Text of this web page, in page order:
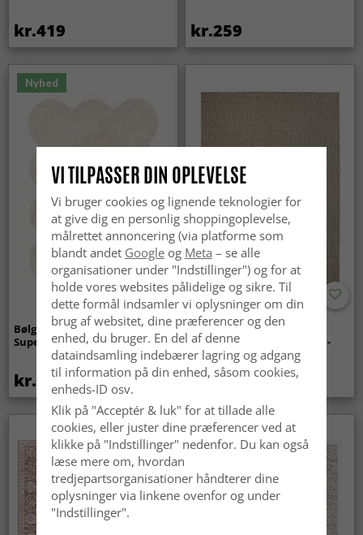
kr.419 kr.259
Nyhed
Bølget ryatæppe - Aranga
Super Soft Fur (beige)
kr.369
Tæpper til
indendørs/udendørs brug -
Arlo (beige)
kr.449
VI TILPASSER DIN OPLEVELSE
Vi bruger cookies og lignende teknologier for
at give dig en personlig shoppingoplevelse,
målrettet annoncering (via platforme som
blandt andet Googleog Meta – se alle
organisationer under "Indstillinger") og for at
holde vores websites pålidelige og sikre. Til
dette formål indsamler vi oplysninger om din
brug af websitet, dine præferencer og den
enhed, du bruger. En del af denne
dataindsamling indebærer lagring og adgang
til information på din enhed, såsom cookies,
enheds-ID osv.
Klik på "Acceptér & luk" for at tillade alle
cookies, eller juster dine præferencer ved at
klikke på "Indstillinger" nedenfor. Du kan også
læse mere om, hvordan
tredjepartsorganisationer håndterer dine
oplysninger via linkene ovenfor og under
"Indstillinger".